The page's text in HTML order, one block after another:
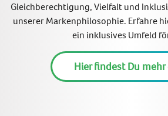
Gleichberechtigung, Vielfalt und
unserer Markenphilosophie. Erfahre
ein inklusives Umfeld
Hier findest Du mehr